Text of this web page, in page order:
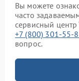
Вы можете
часто
сервисный центр
+7 (800) 301-55-
вопрос.